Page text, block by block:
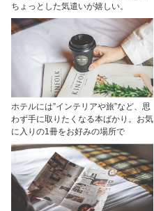
ちょっとした気遣いが嬉しい。
ホテルには”インテリアや旅”など、思
わず手に取りたくなる本ばかり。お気
に入りの1冊をお好みの場所で